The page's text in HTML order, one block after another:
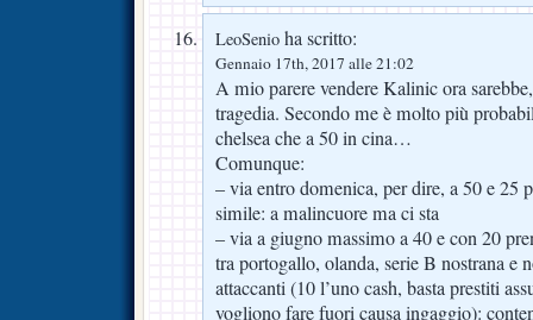
LeoSenio ha scritto:
Gennaio 17th, 2017 alle 21:02
A mio parere vendere Kalinic ora
tragedia. Secondo me è molto più
chelsea che a 50 in cina…
Comunque:
– via entro domenica, per dire, a 50 e 25
simile: a malincuore ma ci sta
– via a giugno massimo a 40 e con 20
tra portogallo, olanda, serie B nostrana e
attaccanti (10 l’uno cash, basta prestiti
vogliono fare fuori causa ingaggio):